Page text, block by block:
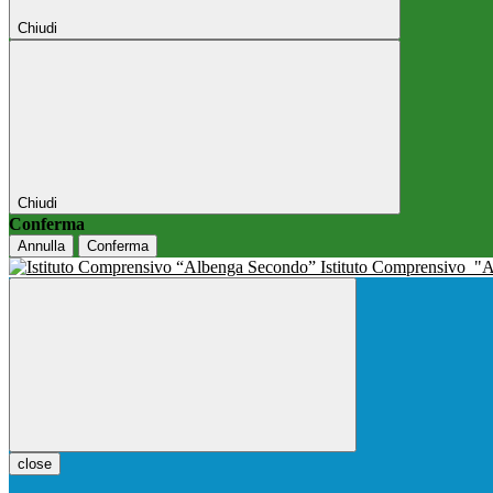
Chiudi
Chiudi
Conferma
Annulla Conferma
Istituto Comprensivo
close